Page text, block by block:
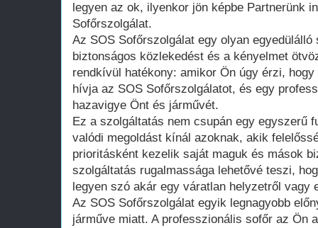
legyen az ok, ilyenkor jön képbe Partnerünk
Sofőrszolgálat.
Az SOS Sofőrszolgálat egy olyan
biztonságos közlekedést és a kényelmet
rendkívül hatékony: amikor Ön úgy érzi,
hívja az SOS Sofőrszolgálatot, és egy
hazavigye Önt és járművét.
Ez a szolgáltatás nem csupán egy egyszerű
valódi megoldást kínál azoknak, akik
prioritásként kezelik saját maguk és mások
szolgáltatás rugalmassága lehetővé teszi,
legyen szó akár egy váratlan helyzetről vagy
Az SOS Sofőrszolgálat egyik legnagyobb
járműve miatt. A professzionális sofőr az Ön